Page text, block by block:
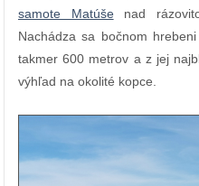
samote Matúšenad
Nachádza sa bočnom
takmer 600 metrov a z jej
výhľad na okolité kopce.